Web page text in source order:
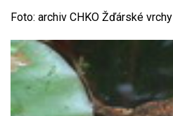
Foto: archiv CHKO Žďárské vrchy